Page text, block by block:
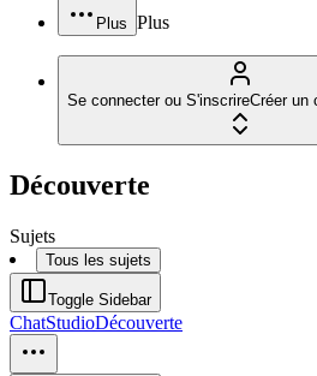
Plus Plus
Se connecter ou S'inscrireCréer un
Découverte
Sujets
Tous les sujets
Toggle Sidebar
ChatStudioDécouverte